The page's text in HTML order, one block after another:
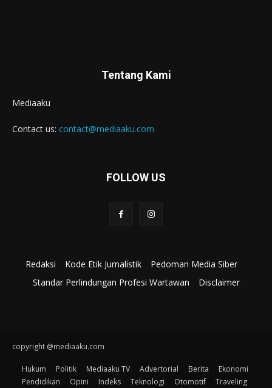
Tentang Kami
Mediaaku
Contact us: contact@mediaaku.com
FOLLOW US
Redaksi Kode Etik Jurnalistik
Pedoman Media Siber
Standar Perlindungan Profesi Wartawan
Disclaimer
copyright @mediaaku.com
Hukum Politik Mediaaku TV Advertorial Berita
Ekonomi
Pendidikan
Opini Indeks Teknologi Otomotif Traveling